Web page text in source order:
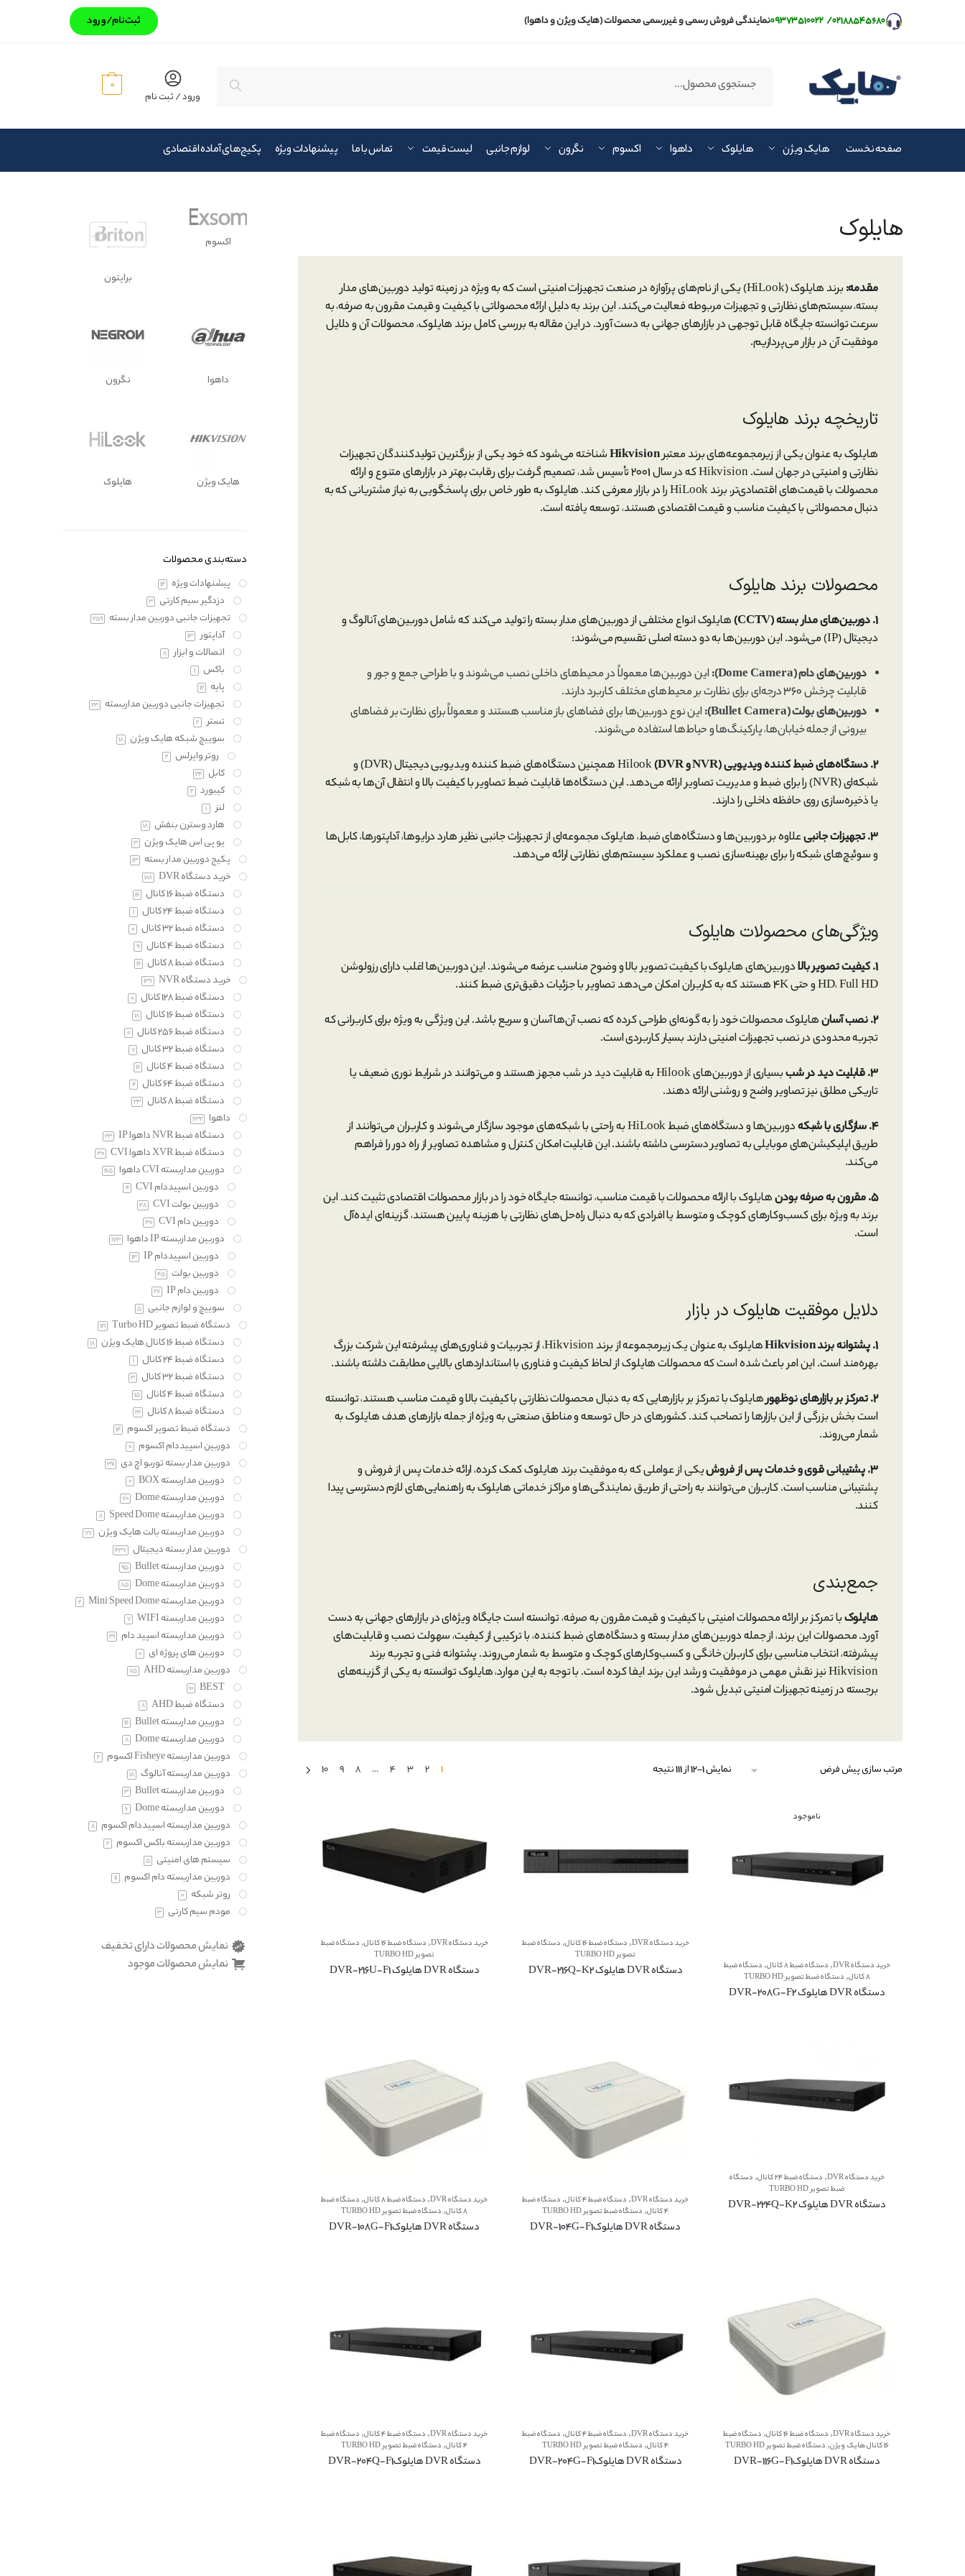
۰۲۱۸۸۵۴۵۶۸۰/ نمایندگی فروش رسمی و غیررسمی محصولات (هایک ویژن و داهوا) ثبت‌‌نام/ورود
جستجو
ورود / ثبت نام
0
صفحه نخست هایک ویژن هایلوک داهوا اکسوم نگرون لوازم جانبی لیست قیمت تماس با ما پیشنهادات ویژه پکیج‌های آماده اقتصادی
هایلوک
مقدمه:
برند هایلوک (HiLook) یکی از نام‌های پرآوازه در صنعت تجهیزات امنیتی است که به ویژه در زمینه تولید دوربین‌های مدار
بسته، سیستم‌های نظارتی و تجهیزات مربوطه فعالیت می‌کند. این برند به دلیل ارائه محصولاتی با کیفیت و قیمت مقرون به صرفه، به
سرعت توانسته جایگاه قابل توجهی در بازارهای جهانی به دست آورد. در این مقاله به بررسی کامل برند هایلوک، محصولات آن و دلایل
موفقیت آن در بازار می‌پردازیم.
تاریخچه برند هایلوک
هایلوک به عنوان یکی از زیرمجموعه‌های برند معتبرHikvisionشناخته می‌شود که خود یکی از بزرگترین تولیدکنندگان تجهیزات
نظارتی و امنیتی در جهان است. Hikvision که در سال 2001 تأسیس شد، تصمیم گرفت برای رقابت بهتر در بازارهای متنوع و ارائه
محصولات با قیمت‌های اقتصادی‌تر، برند HiLook را در بازار معرفی کند. هایلوک به طور خاص برای پاسخگویی به نیاز مشتریانی که به
دنبال محصولاتی با کیفیت مناسب و قیمت اقتصادی هستند، توسعه یافته است.
محصولات برند هایلوک
1. دوربین‌های مدار بسته (CCTV)
هایلوک انواع مختلفی از دوربین‌های مدار بسته را تولید می‌کند که شامل دوربین‌های آنالوگ و
دیجیتال (IP) می‌شود. این دوربین‌ها به دو دسته اصلی تقسیم می‌شوند:
دوربین‌های دام (Dome Camera):
این دوربین‌ها معمولاً در محیط‌های داخلی نصب می‌شوند و با طراحی جمع و جور و
قابلیت چرخش 360 درجه‌ای برای نظارت بر محیط‌های مختلف کاربرد دارند.
دوربین‌های بولت (Bullet Camera):
این نوع دوربین‌ها برای فضاهای باز مناسب هستند و معمولاً برای نظارت بر فضاهای
بیرونی از جمله خیابان‌ها، پارکینگ‌ها و حیاط‌ها استفاده می‌شوند.
2. دستگاه‌های ضبط کننده ویدیویی (NVR و DVR)
Hilook همچنین دستگاه‌های ضبط کننده ویدیویی دیجیتال (DVR) و
شبکه‌ای (NVR) را برای ضبط و مدیریت تصاویر ارائه می‌دهد. این دستگاه‌ها قابلیت ضبط تصاویر با کیفیت بالا و انتقال آن‌ها به شبکه
یا ذخیره‌سازی روی حافظه داخلی را دارند.
3. تجهیزات جانبی
علاوه بر دوربین‌ها و دستگاه‌های ضبط، هایلوک مجموعه‌ای از تجهیزات جانبی نظیر هارد درایوها، آداپتورها، کابل‌ها
و سوئیچ‌های شبکه را برای بهینه‌سازی نصب و عملکرد سیستم‌های نظارتی ارائه می‌دهد.
ویژگی‌های محصولات هایلوک
1. کیفیت تصویر بالا
دوربین‌های هایلوک با کیفیت تصویر بالا و وضوح مناسب عرضه می‌شوند. این دوربین‌ها اغلب دارای رزولوشن
HD، Full HD و حتی 4K هستند که به کاربران امکان می‌دهد تصاویر با جزئیات دقیق‌تری ضبط کنند.
2. نصب آسان
هایلوک محصولات خود را به گونه‌ای طراحی کرده که نصب آن‌ها آسان و سریع باشد. این ویژگی به ویژه برای کاربرانی که
تجربه محدودی در نصب تجهیزات امنیتی دارند بسیار کاربردی است.
3. قابلیت دید در شب
بسیاری از دوربین‌های Hilook به قابلیت دید در شب مجهز هستند و می‌توانند در شرایط نوری ضعیف یا
تاریکی مطلق نیز تصاویر واضح و روشنی ارائه دهند.
4. سازگاری با شبکه
دوربین‌ها و دستگاه‌های ضبط HiLook به راحتی با شبکه‌های موجود سازگار می‌شوند و کاربران می‌توانند از
طریق اپلیکیشن‌های موبایلی به تصاویر دسترسی داشته باشند. این قابلیت امکان کنترل و مشاهده تصاویر از راه دور را فراهم
می‌کند.
5. مقرون به صرفه بودن
هایلوک با ارائه محصولات با قیمت مناسب، توانسته جایگاه خود را در بازار محصولات اقتصادی تثبیت کند. این
برند به ویژه برای کسب‌وکارهای کوچک و متوسط یا افرادی که به دنبال راه‌حل‌های نظارتی با هزینه پایین هستند، گزینه‌ای ایده‌آل
است.
دلایل موفقیت هایلوک در بازار
1. پشتوانه برند Hikvision
هایلوک به عنوان یک زیرمجموعه از برند Hikvision، از تجربیات و فناوری‌های پیشرفته این شرکت بزرگ
بهره‌مند است. این امر باعث شده است که محصولات هایلوک از لحاظ کیفیت و فناوری با استانداردهای بالایی مطابقت داشته باشند.
2. تمرکز بر بازارهای نوظهور
هایلوک با تمرکز بر بازارهایی که به دنبال محصولات نظارتی با کیفیت بالا و قیمت مناسب هستند، توانسته
است بخش بزرگی از این بازارها را تصاحب کند. کشورهای در حال توسعه و مناطق صنعتی به ویژه از جمله بازارهای هدف هایلوک به
شمار می‌روند.
3. پشتیبانی قوی و خدمات پس از فروش
یکی از عواملی که به موفقیت برند هایلوک کمک کرده، ارائه خدمات پس از فروش و
پشتیبانی مناسب است. کاربران می‌توانند به راحتی از طریق نمایندگی‌ها و مراکز خدماتی هایلوک به راهنمایی‌های لازم دسترسی پیدا
کنند.
جمع‌بندی
هایلوکبا تمرکز بر ارائه محصولات امنیتی با کیفیت و قیمت مقرون به صرفه، توانسته است جایگاه ویژه‌ای در بازارهای جهانی به دست
آورد. محصولات این برند، از جمله دوربین‌های مدار بسته و دستگاه‌های ضبط کننده، با ترکیبی از کیفیت، سهولت نصب و قابلیت‌های
پیشرفته، انتخاب مناسبی برای کاربران خانگی و کسب‌وکارهای کوچک و متوسط به شمار می‌روند. پشتوانه فنی و تجربه برند
Hikvision نیز نقش مهمی در موفقیت و رشد این برند ایفا کرده است. با توجه به این موارد، هایلوک توانسته به یکی از گزینه‌های
برجسته در زمینه تجهیزات امنیتی تبدیل شود.
نمایش 1–12 از 111 نتیجه 1
2
3
4
…
8
9
10
ناموجود
خرید دستگاه DVR ,دستگاه ضبط 8 کانال ,دستگاه ضبط
8 کانال
,دستگاه ضبط تصویر TURBO HD
دستگاه DVR هایلوک DVR-208G-F2
خرید دستگاه DVR ,دستگاه ضبط 16 کانال ,دستگاه ضبط
تصویر TURBO HD
دستگاه DVR هایلوک DVR-216Q-K2
خرید دستگاه DVR ,دستگاه ضبط 16 کانال ,دستگاه ضبط
تصویر TURBO HD
دستگاه DVR هایلوک DVR-216U-F1
خرید دستگاه DVR ,دستگاه ضبط 24 کانال ,دستگاه
ضبط تصویر TURBO HD
دستگاه DVR هایلوک DVR-224Q-K2 خرید دستگاه DVR ,دستگاه ضبط 4 کانال ,دستگاه ضبط
4 کانال
,دستگاه ضبط تصویر TURBO HD
دستگاه DVR هایلوکDVR-104G-F1
خرید دستگاه DVR ,دستگاه ضبط 8 کانال ,دستگاه ضبط
8 کانال
,دستگاه ضبط تصویر TURBO HD
دستگاه DVR هایلوکDVR-108G-F1
خرید دستگاه DVR ,دستگاه ضبط 16 کانال ,دستگاه ضبط
16 کانال هایک ویژن
,دستگاه ضبط تصویر TURBO HD
دستگاه DVR هایلوکDVR-116G-F1
خرید دستگاه DVR ,دستگاه ضبط 4 کانال ,دستگاه ضبط
4 کانال
,دستگاه ضبط تصویر TURBO HD
دستگاه DVR هایلوکDVR-204G-F1
خرید دستگاه DVR ,دستگاه ضبط 4 کانال ,دستگاه ضبط
4 کانال
,دستگاه ضبط تصویر TURBO HD
دستگاه DVR هایلوکDVR-204Q-F1
اکسوم
برایتون
داهوا نگرون
هایک ویژن هایلوک
دسته‌بندی محصولات
پیشنهادات ویژه 14
دزدگیر سیم کارتی 3
تجهیزات جانبی دوربین مدار بسته 259
آداپتور 13
اتصالات و ابزار 8
باکس 1
پایه 12
تجهیزات جانبی دوربین مداربسته 23
تستر 2
سوییچ شبکه هایک ویژن 18
روتر وایرلس 2
کابل 24
کیبورد 2
لنز 1
هارد وسترن بنفش 18
یو پی اس هایک ویژن 3
پکیج دوربین مدار بسته 13
خرید دستگاه DVR 108
دستگاه ضبط 16 کانال 16
دستگاه ضبط 24 کانال 1
دستگاه ضبط 32 کانال 0
دستگاه ضبط 4 کانال 9
دستگاه ضبط 8 کانال 16
خرید دستگاه NVR 136
دستگاه ضبط 128 کانال 0
دستگاه ضبط 16 کانال 18
دستگاه ضبط 256 کانال 0
دستگاه ضبط 32 کانال 7
دستگاه ضبط 4 کانال 16
دستگاه ضبط 64 کانال 4
دستگاه ضبط 8 کانال 23
داهوا 632
دستگاه ضبط NVR داهوا IP 23
دستگاه ضبط XVR داهوا CVI 30
دوربین مداربسته CVI داهوا 165
دوربین اسپیددام CVI 4
دوربین بولت CVI 48
دوربین دام CVI 30
دوربین مداربسته IP داهوا 173
دوربین اسپیددام IP 13
دوربین بولت 45
دوربین دام IP 27
سوییچ و لوازم جانبی 5
دستگاه ضبط تصویر Turbo HD 121
دستگاه ضبط 16 کانال هایک ویژن 18
دستگاه ضبط 24 کانال 1
دستگاه ضبط 32 کانال 3
دستگاه ضبط 4 کانال 15
دستگاه ضبط 8 کانال 22
دستگاه ضبط تصویر اکسوم 14
دوربین اسپیددام اکسوم 0
دوربین مدار بسته توربو اچ دی 311
دوربین مداربسته BOX 0
دوربین مداربسته Dome 70
دوربین مداربسته Speed Dome 8
دوربین مداربسته بالت هایک ویژن 77
دوربین مدار بسته دیجیتال 437
دوربین مداربسته Bullet 95
دوربین مداربسته Dome 85
دوربین مداربسته Mini Speed Dome 2
دوربین مداربسته WIFI 7
دوربین مداربسته اسپید دام 31
دوربین های پروژه ای 0
دوربین مداربسته AHD 75
BEST
10
دستگاه ضبط AHD 8
دوربین مداربسته Bullet 16
دوربین مداربسته Dome 8
دوربین مداربسته Fisheye اکسوم 2
دوربین مداربسته آنالوگ 18
دوربین مداربسته Bullet 3
دوربین مداربسته Dome 6
دوربین مداربسته اسپیددام اکسوم 8
دوربین مداربسته باکس اکسوم 2
سیستم های امنیتی 5
دوربین مداربسته دام اکسوم 11
روتر شبکه 0
مودم سیم کارتی 3
نمایش محصولات دارای تخفیف
نمایش محصولات موجود